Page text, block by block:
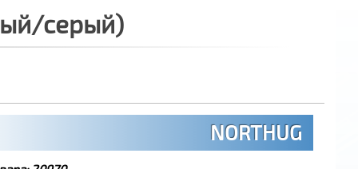
серый)
NORTHUG